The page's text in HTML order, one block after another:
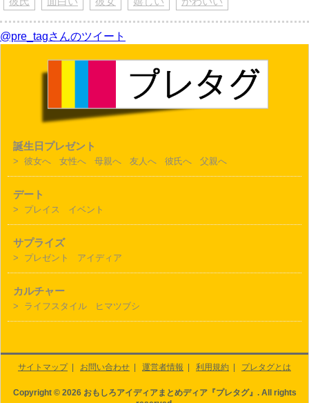
@pre_tagさんのツイート
誕生日プレゼント
> 彼女へ 女性へ 母親へ 友人へ 彼氏へ 父親へ
デート
> プレイス イベント
サプライズ
> プレゼント アイディア
カルチャー
> ライフスタイル ヒマツブシ
サイトマップ| お問い合わせ 運営者情報 利用規約 プレタグとは
Copyright © 2026 おもしろアイディアまとめディア『プレタグ』. All rights